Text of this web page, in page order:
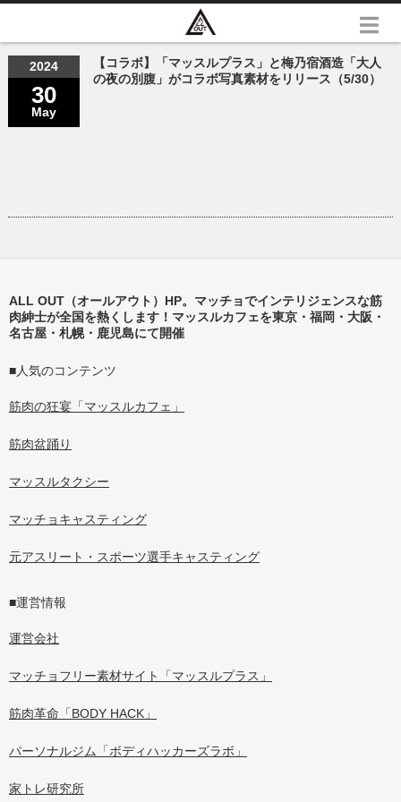
2024
30
May
【コラボ】「マッスルプラス」と梅乃宿酒造「大人
の夜の別腹」がコラボ写真素材をリリース（5/30）
ALL OUT（オールアウト）HP。マッチョでインテリジェンスな筋
肉紳士が全国を熱くします！マッスルカフェを東京・福岡・大阪・
名古屋・札幌・鹿児島にて開催
■人気のコンテンツ
筋肉の狂宴「マッスルカフェ」
筋肉盆踊り
マッスルタクシー
マッチョキャスティング
元アスリート・スポーツ選手キャスティング
■運営情報
運営会社
マッチョフリー素材サイト「マッスルプラス」
筋肉革命「BODY HACK」
パーソナルジム「ボディハッカーズラボ」
家トレ研究所